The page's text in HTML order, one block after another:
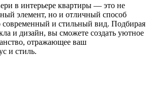
в интерьере квартиры — это не
элемент, но и отличный способ
и стильный вид. Подбирая
и дизайн, вы сможете создать уютное
отражающее ваш
и стиль.